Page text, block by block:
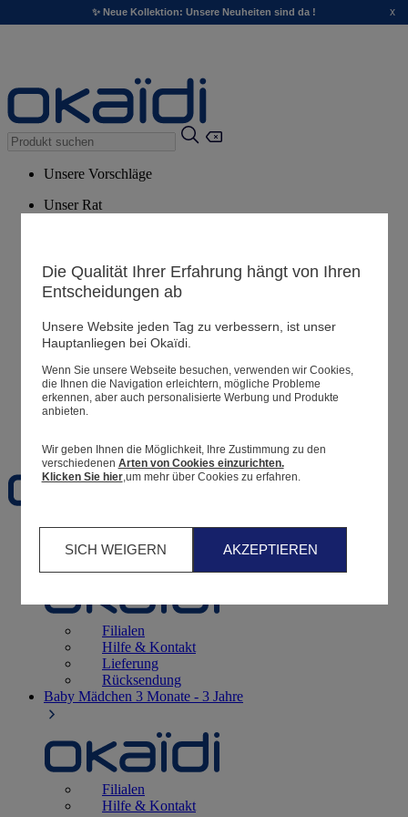
✨ Neue Kollektion: Unsere Neuheiten sind da ! x
Unsere Vorschläge
Unser Rat
Meine Informationen
Ihre Bestellungen
Warenkorb
Filialen
Hilfe & Kontakt
Lieferung
Rücksendung
Baby Mädchen 3 Monate - 3 Jahre
Filialen
Hilfe & Kontakt
Die Qualität Ihrer Erfahrung hängt von Ihren
Entscheidungen ab
Unsere Website jeden Tag zu verbessern, ist unser
Hauptanliegen bei Okaïdi.
Wenn Sie unsere Webseite besuchen, verwenden wir Cookies,
die Ihnen die Navigation erleichtern, mögliche Probleme
erkennen, aber auch personalisierte Werbung und Produkte
anbieten.
Wir geben Ihnen die Möglichkeit, Ihre Zustimmung zu den
verschiedenen Arten von Cookies einzurichten.
Klicken Sie hier,um mehr über Cookies zu erfahren.
SICH WEIGERN AKZEPTIEREN